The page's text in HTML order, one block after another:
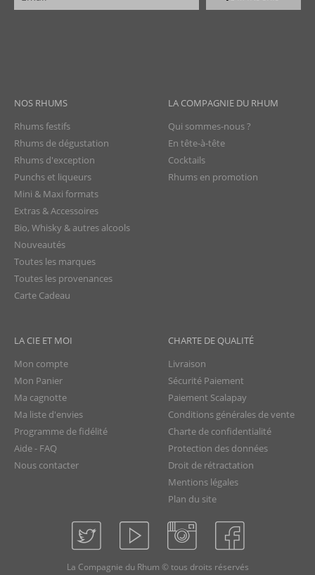
NOS RHUMS
Rhums festifs
Rhums de dégustation
Rhums d'exception
Punchs et liqueurs
Mini & Maxi formats
Extras & Accessoires
Bio, Whisky & autres alcools
Nouveautés
Toutes les marques
Toutes les provenances
Carte Cadeau
LA COMPAGNIE DU RHUM
Qui sommes-nous ?
En tête-à-tête
Cocktails
Rhums en promotion
LA CIE ET MOI
Mon compte
Mon Panier
Ma cagnotte
Ma liste d'envies
Programme de fidélité
Aide - FAQ
Nous contacter
CHARTE DE QUALITÉ
Livraison
Sécurité Paiement
Paiement Scalapay
Conditions générales de vente
Charte de confidentialité
Protection des données
Droit de rétractation
Mentions légales
Plan du site
La Compagnie du Rhum © tous droits réservés